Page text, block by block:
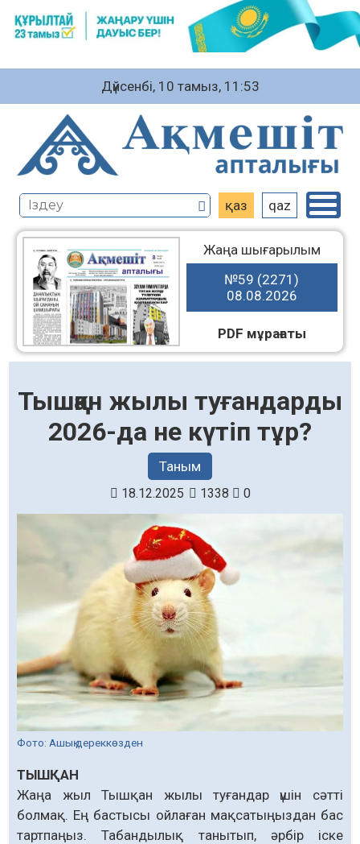
Дүйсенбі, 10 тамыз, 11:53
қаз qaz
Жаңа шығарылым
№59 (2271)
08.08.2026
PDF мұрағаты
Тышқан жылы туғандарды
2026-да не күтіп тұр?
Таным
18.12.2025 1338 0
Фото: Ашық дереккөзден
ТЫШҚАН
Жаңа жыл Тышқан жылы туғандар үшін сәтті
болмақ. Ең бастысы ойлаған мақсатыңыздан бас
тартпаңыз. Табандылық танытып, әрбір іске